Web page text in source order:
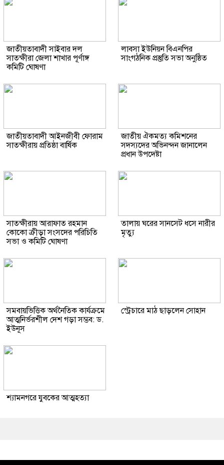
জাতীয়তাবাদী সাইবার দল
সাতক্ষীরা জেলা শাখার পূর্ণাঙ্গ
কমিটি ঘোষণা
লাবসা ইউনিয়ন বিএনপির
সাংগঠনিক প্রস্তুতি সভা অনুষ্ঠিত
জাতীয়তাবাদী আইনজীবী ফোরাম
সাতক্ষীরায় প্রতিষ্ঠা বার্ষিক
জাতীয় ঐকমত্য কমিশনের
সদস্যদের অভিনন্দন জানালেন
প্রধান উপদেষ্টা
সাতক্ষীরায় আরাফাত রহমান
কোকো ক্রীড়া সংসদের পরিচিতি
সভা ও কমিটি ঘোষণা
তালায় ঘরের সানসেট ধসে নারীর
মৃত্যু
সমবায়ভিত্তিক অর্থনৈতিক কার্যক্রমে
আত্মনির্ভরশীল দেশ গড়া সম্ভব: ড.
ইউনূস
স্ট্রেচারে মাঠ ছাড়লেন সোহান
শ্যামনগরে যুবকের আত্মহত্যা